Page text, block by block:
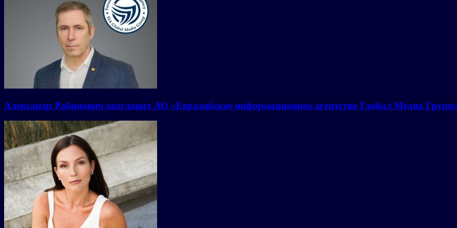
Александр Рабинович возглавил АО «Евразийское информационное агентство Глобал Медиа